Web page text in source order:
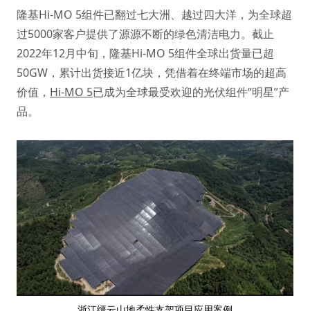
隆基Hi-MO 5组件已翻过七大洲、越过四大洋，为全球超
过5000家客户提供了源源不断的绿色清洁电力。截止
2022年12月中旬，隆基Hi-MO 5组件全球出货量已超
50GW，累计出货接近1亿块，凭借着在终端市场的超高
价值， Hi-MO 5已成为全球最受欢迎的光伏组件“明星”产
品。